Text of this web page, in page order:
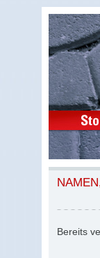
Bereits